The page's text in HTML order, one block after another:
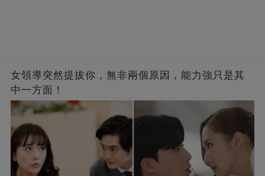
女領導突然提拔你，無非兩個原因，能力強只是其
中一方面！